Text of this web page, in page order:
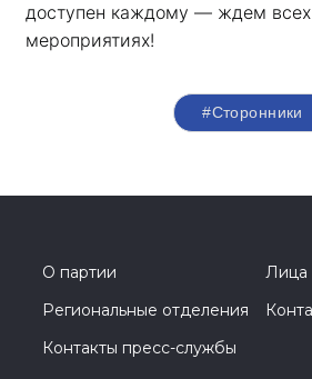
доступен каждому — ждем
мероприятиях!
#Сторонники
О партии
Лица
Региональные отделения
Контакты пресс-службы